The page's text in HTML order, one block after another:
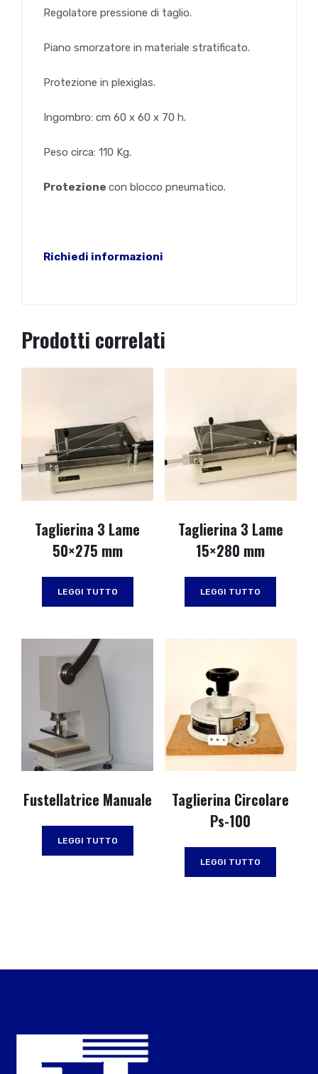
Regolatore pressione di taglio.
Piano smorzatore in materiale stratificato.
Protezione in plexiglas.
Ingombro: cm 60 x 60 x 70 h.
Peso circa: 110 Kg.
Protezione con blocco pneumatico.
Richiedi informazioni
Prodotti correlati
Taglierina 3 Lame
50×275 mm
LEGGI TUTTO
Taglierina 3 Lame
15×280 mm
LEGGI TUTTO
Fustellatrice Manuale
LEGGI TUTTO
Taglierina Circolare
Ps-100
LEGGI TUTTO